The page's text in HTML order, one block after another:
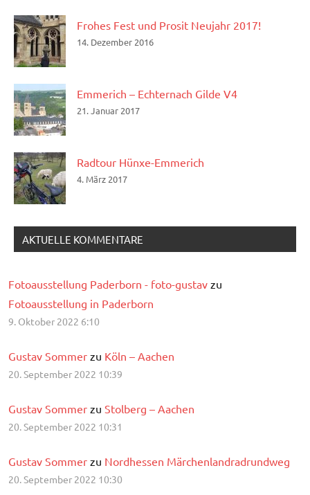
Frohes Fest und Prosit Neujahr 2017!
14. Dezember 2016
Emmerich – Echternach Gilde V4
21. Januar 2017
Radtour Hünxe-Emmerich
4. März 2017
AKTUELLE KOMMENTARE
Fotoausstellung Paderborn - foto-gustav zu
Fotoausstellung in Paderborn
9. Oktober 2022 6:10
Gustav Sommer zu Köln – Aachen
20. September 2022 10:39
Gustav Sommer zu Stolberg – Aachen
20. September 2022 10:31
Gustav Sommer zu Nordhessen Märchenlandradrundweg
20. September 2022 10:30